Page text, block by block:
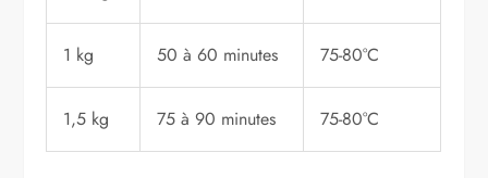
1 kg 50 à 60 minutes 75-80°C
1,5 kg 75 à 90 minutes 75-80°C